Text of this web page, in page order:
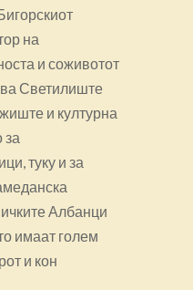
на
и соживотот
Светилиште
и културна
за
туку и за
Албанци
имаат голем
и кон